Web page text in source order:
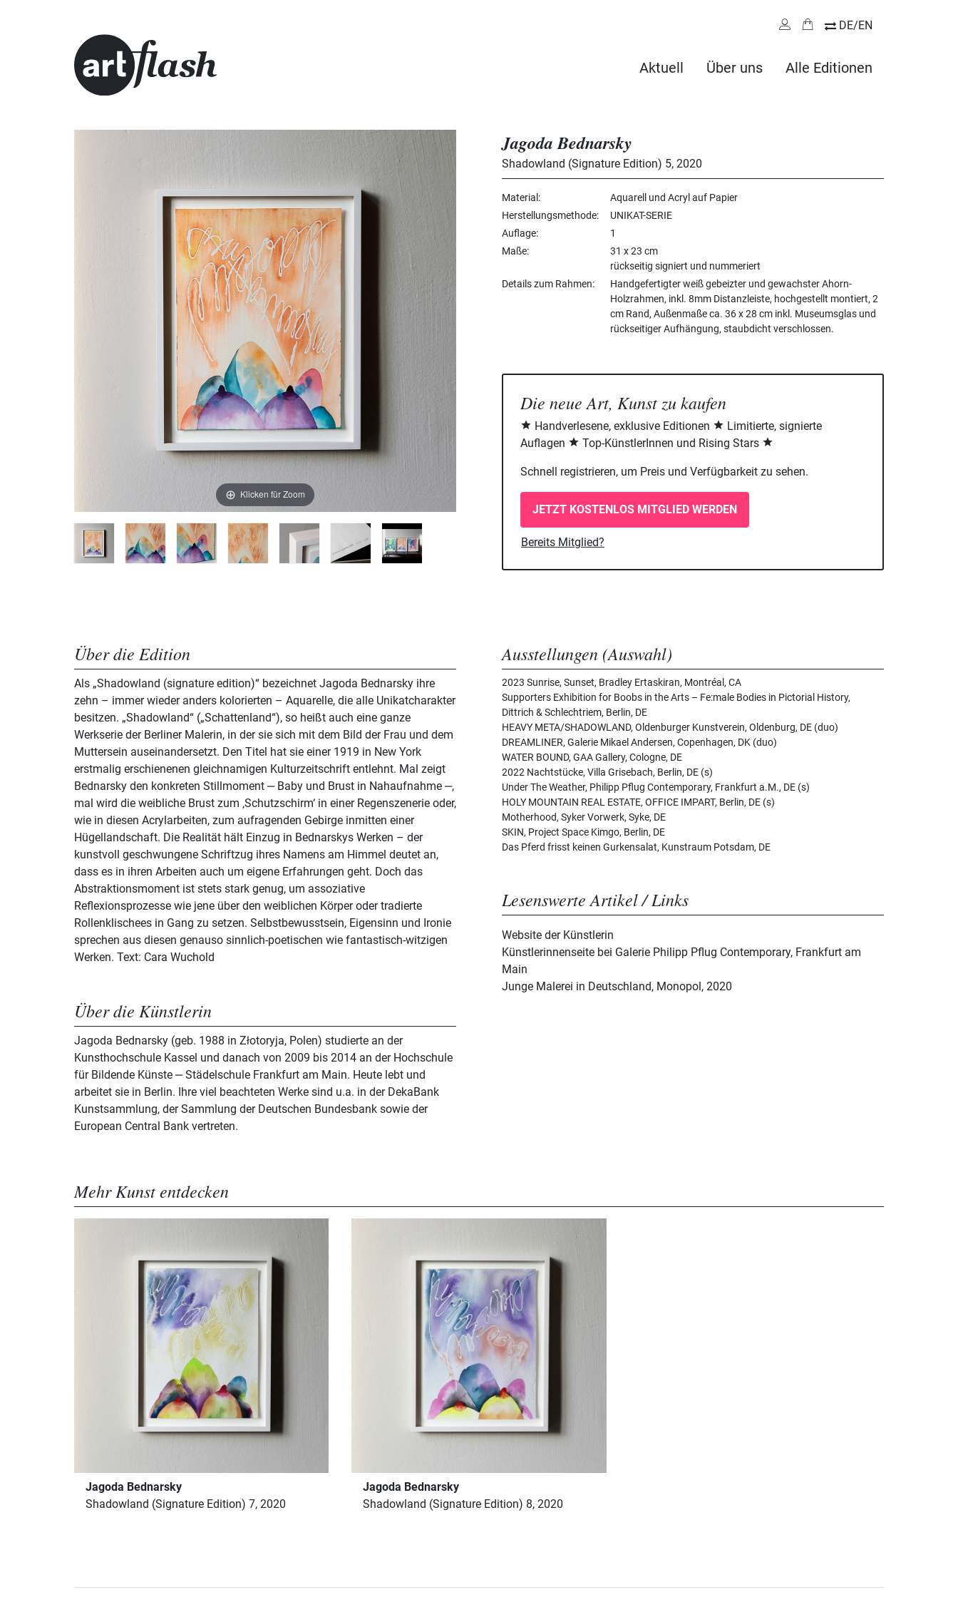
DE/EN
Aktuell Über uns Alle Editionen
Klicken für Zoom
Jagoda Bednarsky
Shadowland (Signature Edition) 5, 2020
Material
Aquarell und Acryl auf Papier
Herstellungsmethode
UNIKAT-SERIE
Auflage
1
Maße
31 x 23 cm
rückseitig signiert und nummeriert
Details zum Rahmen
Handgefertigter weiß gebeizter und gewachster Ahorn-
Holzrahmen, inkl. 8mm Distanzleiste, hochgestellt montiert, 2
cm Rand, Außenmaße ca. 36 x 28 cm inkl. Museumsglas und
rückseitiger Aufhängung, staubdicht verschlossen.
Die neue Art, Kunst zu kaufen
Handverlesene, exklusive Editionen
Limitierte, signierte
Auflagen
Top-KünstlerInnen und Rising Stars
Schnell registrieren, um Preis und Verfügbarkeit zu sehen.
JETZT KOSTENLOS MITGLIED WERDEN
Bereits Mitglied?
Über die Edition
Als „Shadowland (signature edition)“ bezeichnet Jagoda Bednarsky ihre
zehn – immer wieder anders kolorierten – Aquarelle, die alle Unikatcharakter
besitzen. „Shadowland“ („Schattenland“), so heißt auch eine ganze
Werkserie der Berliner Malerin, in der sie sich mit dem Bild der Frau und dem
Muttersein auseinandersetzt. Den Titel hat sie einer 1919 in New York
erstmalig erschienenen gleichnamigen Kulturzeitschrift entlehnt. Mal zeigt
Bednarsky den konkreten Stillmoment ‒ Baby und Brust in Nahaufnahme ‒,
mal wird die weibliche Brust zum ‚Schutzschirm‘ in einer Regenszenerie oder,
wie in diesen Acrylarbeiten, zum aufragenden Gebirge inmitten einer
Hügellandschaft. Die Realität hält Einzug in Bednarskys Werken – der
kunstvoll geschwungene Schriftzug ihres Namens am Himmel deutet an,
dass es in ihren Arbeiten auch um eigene Erfahrungen geht. Doch das
Abstraktionsmoment ist stets stark genug, um assoziative
Reflexionsprozesse wie jene über den weiblichen Körper oder tradierte
Rollenklischees in Gang zu setzen. Selbstbewusstsein, Eigensinn und Ironie
sprechen aus diesen genauso sinnlich-poetischen wie fantastisch-witzigen
Werken. Text: Cara Wuchold
Über die Künstlerin
Jagoda Bednarsky (geb. 1988 in Złotoryja, Polen) studierte an der
Kunsthochschule Kassel und danach von 2009 bis 2014 an der Hochschule
für Bildende Künste ‒ Städelschule Frankfurt am Main. Heute lebt und
arbeitet sie in Berlin. Ihre viel beachteten Werke sind u.a. in der DekaBank
Kunstsammlung, der Sammlung der Deutschen Bundesbank sowie der
European Central Bank vertreten.
Ausstellungen (Auswahl)
2023 Sunrise, Sunset, Bradley Ertaskiran, Montréal, CA
Supporters Exhibition for Boobs in the Arts – Fe:male Bodies in Pictorial History,
Dittrich & Schlechtriem, Berlin, DE
HEAVY META/SHADOWLAND, Oldenburger Kunstverein, Oldenburg, DE (duo)
DREAMLINER, Galerie Mikael Andersen, Copenhagen, DK (duo)
WATER BOUND, GAA Gallery, Cologne, DE
2022 Nachtstücke, Villa Grisebach, Berlin, DE (s)
Under The Weather, Philipp Pflug Contemporary, Frankfurt a.M., DE (s)
HOLY MOUNTAIN REAL ESTATE, OFFICE IMPART, Berlin, DE (s)
Motherhood, Syker Vorwerk, Syke, DE
SKIN, Project Space Kimgo, Berlin, DE
Das Pferd frisst keinen Gurkensalat, Kunstraum Potsdam, DE
Lesenswerte Artikel / Links
Website der Künstlerin
Künstlerinnenseite bei Galerie Philipp Pflug Contemporary, Frankfurt am
Main
Junge Malerei in Deutschland, Monopol, 2020
Mehr Kunst entdecken
Jagoda Bednarsky
Shadowland (Signature Edition) 7, 2020
Jagoda Bednarsky
Shadowland (Signature Edition) 8, 2020